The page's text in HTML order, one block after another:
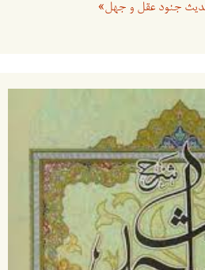
جنود عقل و جهل»